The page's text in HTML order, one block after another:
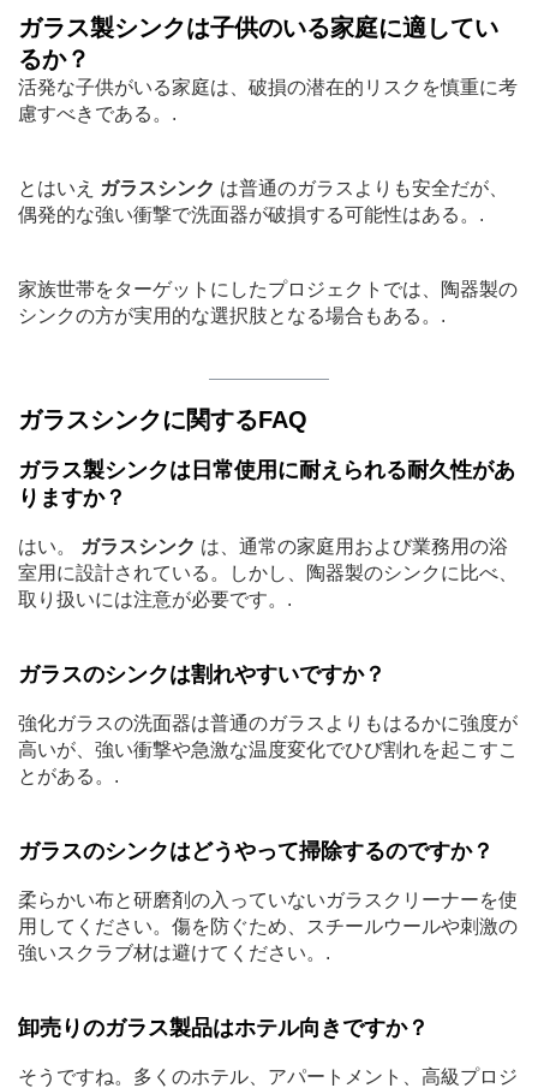
ガラス製シンクは子供のいる家庭に適してい
るか？
活発な子供がいる家庭は、破損の潜在的リスクを慎重に考
慮すべきである。.
とはいえ ガラスシンク は普通のガラスよりも安全だが、
偶発的な強い衝撃で洗面器が破損する可能性はある。.
家族世帯をターゲットにしたプロジェクトでは、陶器製の
シンクの方が実用的な選択肢となる場合もある。.
ガラスシンクに関するFAQ
ガラス製シンクは日常使用に耐えられる耐久性があ
りますか？
はい。 ガラスシンク は、通常の家庭用および業務用の浴
室用に設計されている。しかし、陶器製のシンクに比べ、
取り扱いには注意が必要です。.
ガラスのシンクは割れやすいですか？
強化ガラスの洗面器は普通のガラスよりもはるかに強度が
高いが、強い衝撃や急激な温度変化でひび割れを起こすこ
とがある。.
ガラスのシンクはどうやって掃除するのですか？
柔らかい布と研磨剤の入っていないガラスクリーナーを使
用してください。傷を防ぐため、スチールウールや刺激の
強いスクラブ材は避けてください。.
卸売りのガラス製品はホテル向きですか？
そうですね。多くのホテル、アパートメント、高級プロジ